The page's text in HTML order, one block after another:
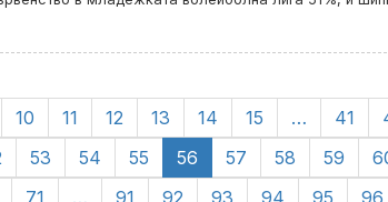
10 11 12 13 14 15 … 41
53 54 55 56 57 58 59
71 … 91 92 93 94 95
96